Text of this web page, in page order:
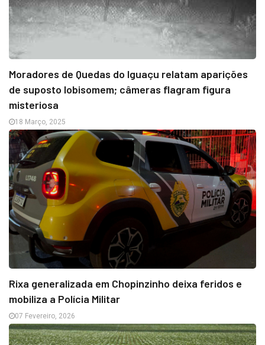
Moradores de Quedas do Iguaçu relatam aparições
de suposto lobisomem; câmeras flagram figura
misteriosa
18 Março, 2025
Rixa generalizada em Chopinzinho deixa feridos e
mobiliza a Polícia Militar
07 Fevereiro, 2026